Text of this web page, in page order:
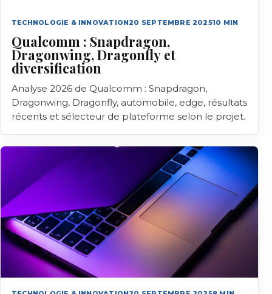
TECHNOLOGIE & INNOVATION20 SEPTEMBRE 202510 MIN
Qualcomm : Snapdragon,
Dragonwing, Dragonfly et
diversification
Analyse 2026 de Qualcomm : Snapdragon,
Dragonwing, Dragonfly, automobile, edge, résultats
récents et sélecteur de plateforme selon le projet.